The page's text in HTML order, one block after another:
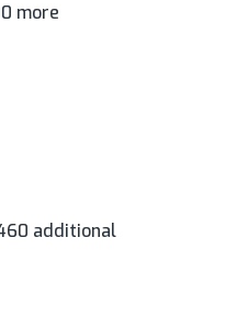
more
additional